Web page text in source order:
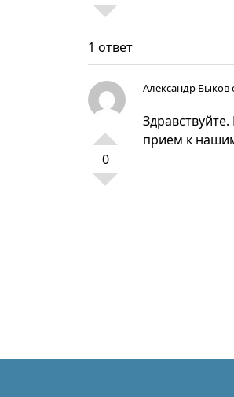
1 ответ
0
Александр Быков
прием к